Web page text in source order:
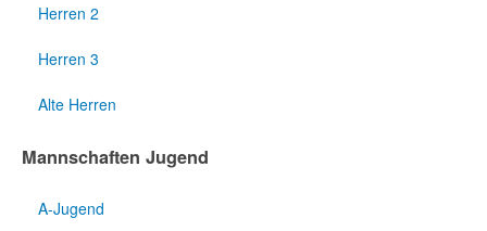
Herren 2
Herren 3
Alte Herren
Mannschaften Jugend
A-Jugend